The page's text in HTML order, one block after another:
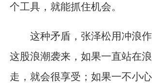
个工具，就能抓住机会。
这种矛盾，张泽松用冲浪
这股浪潮袭来，如果一直站在
走，就会很享受；如果一不小